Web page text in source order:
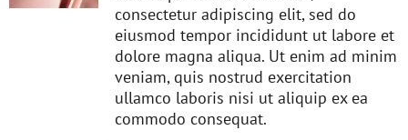
consectetur adipiscing elit, sed do
eiusmod tempor incididunt ut labore et
dolore magna aliqua. Ut enim ad minim
veniam, quis nostrud exercitation
ullamco laboris nisi ut aliquip ex ea
commodo consequat.